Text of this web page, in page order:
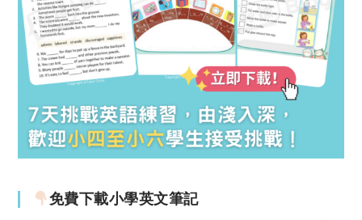
免費下載小學英文筆記